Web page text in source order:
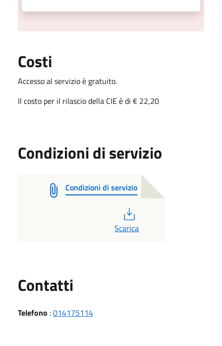
Costi
Accesso al servizio è gratuito.
Il costo per il rilascio della CIE è di € 22,20
Condizioni di servizio
Condizioni di servizio
Scarica
Contatti
Telefono :014175114